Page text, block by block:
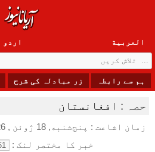
العربیة
اردو
ہم سے رابطہ زر مبادلہ کی شرح
حصہ : افغانستان
زمان اشاعت : پنج‌شنبه, 18 ژوئن , 2026
خبر کا مختصر لنک :